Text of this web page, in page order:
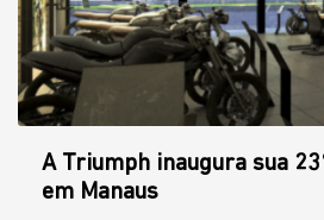
A Triumph inaugura sua
em Manaus